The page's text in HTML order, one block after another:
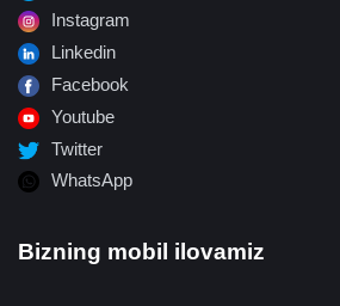
Instagram
Linkedin
Facebook
Youtube
Twitter
WhatsApp
Bizning mobil ilovamiz